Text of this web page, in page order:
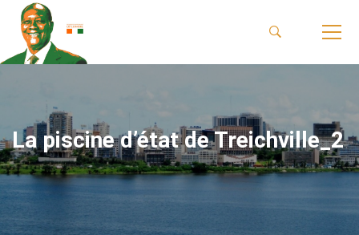
La piscine d’état de Treichville_2